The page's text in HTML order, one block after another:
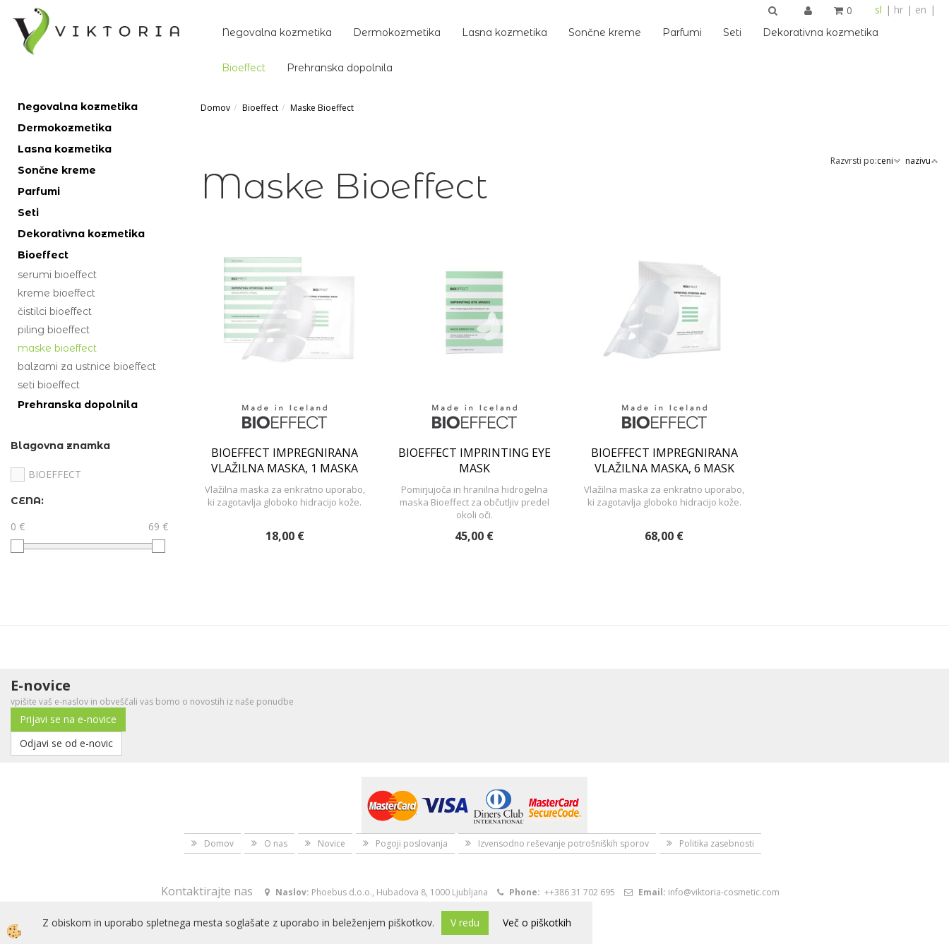
IŠČI
sl hr en
0
Negovalna kozmetika Dermokozmetika Lasna kozmetika Sončne kreme Parfumi Seti Dekorativna kozmetika
Bioeffect Prehranska dopolnila
Negovalna kozmetika
Dermokozmetika
Lasna kozmetika
Sončne kreme
Parfumi
Seti
Dekorativna kozmetika
Bioeffect
serumi bioeffect
kreme bioeffect
čistilci bioeffect
piling bioeffect
maske bioeffect
balzami za ustnice bioeffect
seti bioeffect
Prehranska dopolnila
Blagovna znamka
BIOEFFECT
CENA:
0 € 69 €
Domov Bioeffect Maske Bioeffect
Razvrsti po:ceni nazivu
Maske Bioeffect
BIOEFFECT IMPREGNIRANA
VLAŽILNA MASKA, 1 MASKA
Vlažilna maska za enkratno uporabo,
ki zagotavlja globoko hidracijo kože.
18,00 €
BIOEFFECT IMPRINTING EYE
MASK
Pomirjujoča in hranilna hidrogelna
maska Bioeffect za občutljiv predel
okoli oči.
45,00 €
BIOEFFECT IMPREGNIRANA
VLAŽILNA MASKA, 6 MASK
Vlažilna maska za enkratno uporabo,
ki zagotavlja globoko hidracijo kože.
68,00 €
E-novice
vpišite vaš e-naslov in obveščali vas bomo o novostih iz naše ponudbe
Prijavi se na e-novice
Odjavi se od e-novic
Domov O nas Novice Pogoji poslovanja Izvensodno reševanje potrošniških sporov Politika zasebnosti
Kontaktirajte nas Naslov: Phoebus d.o.o., Hubadova 8, 1000 Ljubljana Phone: ++386 31 702 695 Email: info@viktoria-cosmetic.com
Z obiskom in uporabo spletnega mesta soglašate z uporabo in beleženjem piškotkov. V redu Več o piškotkih